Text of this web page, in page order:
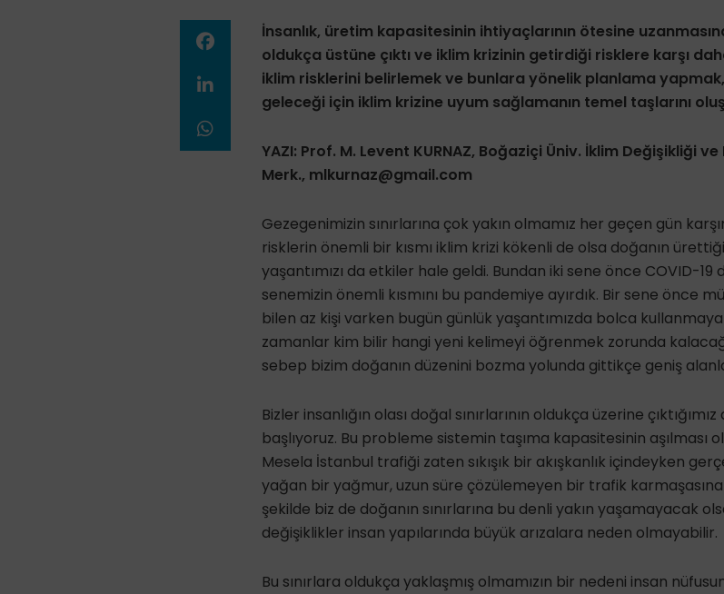
İnsanlık, üretim kapasitesinin ihtiyaçlarının ötesine
oldukça üstüne çıktı ve iklim krizinin getirdiği risklere karşı
iklim risklerini belirlemek ve bunlara yönelik planlama
geleceği için iklim krizine uyum sağlamanın temel taşlarını
YAZI: Prof. M. Levent KURNAZ, Boğaziçi Üniv. İklim Değişikliği
Merk., mlkurnaz@gmail.com
Gezegenimizin sınırlarına çok yakın olmamız her geçen gün
risklerin önemli bir kısmı iklim krizi kökenli de olsa doğanın
yaşantımızı da etkiler hale geldi. Bundan iki sene önce COVID-
senemizin önemli kısmını bu pandemiye ayırdık. Bir sene önce
bilen az kişi varken bugün günlük yaşantımızda bolca
zamanlar kim bilir hangi yeni kelimeyi öğrenmek zorunda
sebep bizim doğanın düzenini bozma yolunda gittikçe geniş
Bizler insanlığın olası doğal sınırlarının oldukça üzerine
başlıyoruz. Bu probleme sistemin taşıma kapasitesinin aşılması
Mesela İstanbul trafiği zaten sıkışık bir akışkanlık içindeyken
yağan bir yağmur, uzun süre çözülemeyen bir trafik
şekilde biz de doğanın sınırlarına bu denli yakın yaşamayacak
değişiklikler insan yapılarında büyük arızalara neden olmayabilir.
Bu sınırlara oldukça yaklaşmış olmamızın bir nedeni insan